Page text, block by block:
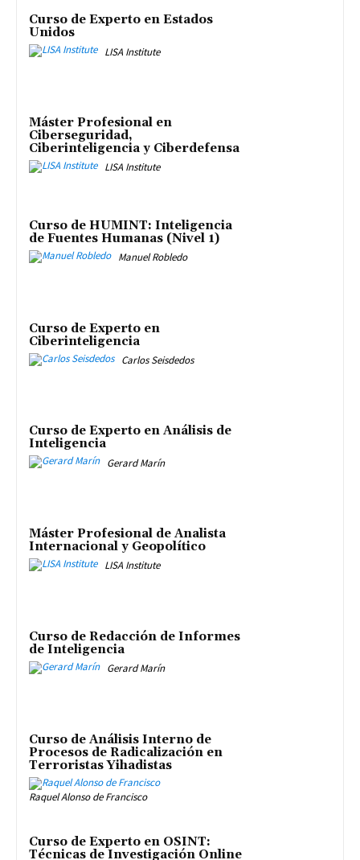
Curso de Experto en Estados
Unidos
LISA Institute
Máster Profesional en
Ciberseguridad,
Ciberinteligencia y Ciberdefensa
LISA Institute
Curso de HUMINT: Inteligencia
de Fuentes Humanas (Nivel 1)
Manuel Robledo
Curso de Experto en
Ciberinteligencia
Carlos Seisdedos
Curso de Experto en Análisis de
Inteligencia
Gerard Marín
Máster Profesional de Analista
Internacional y Geopolítico
LISA Institute
Curso de Redacción de Informes
de Inteligencia
Gerard Marín
Curso de Análisis Interno de
Procesos de Radicalización en
Terroristas Yihadistas
Raquel Alonso de Francisco
Curso de Experto en OSINT:
Técnicas de Investigación Online